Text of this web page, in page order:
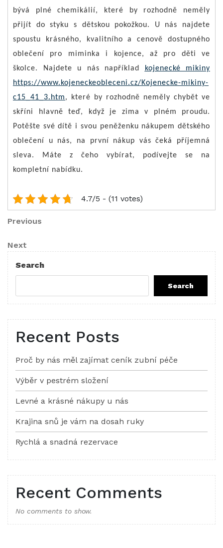
bývá plné chemikálií, které by rozhodně neměly
přijít do styku s dětskou pokožkou. U nás najdete
spoustu krásného, kvalitního a cenově dostupného
oblečení pro miminka i kojence, až pro děti ve
školce. Najdete u nás například
kojenecké mikiny
https://www.kojeneckeobleceni.cz/Kojenecke-mikiny-
c15_41_3.htm, které by rozhodně neměly chybět ve
skříni hlavně teď, když je zima v plném proudu.
Potěšte své dítě i svou peněženku nákupem dětského
oblečení u nás, na první nákup vás čeká příjemná
sleva. Máte z čeho vybírat, podívejte se na
kompletní nabídku.
4.7/5 - (11 votes)
Post
navigation
Previous
Previous
Next
Post
Next
Search
Search
Recent Posts
Proč by nás měl zajímat ceník zubní péče
Výběr v pestrém složení
Levné a krásné nákupy u nás
Krajina snů je vám na dosah ruky
Rychlá a snadná rezervace
Recent Comments
No comments to show.